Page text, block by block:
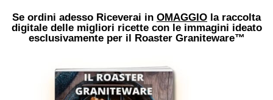
Se ordini adesso Riceverai in OMAGGIO la raccolta
digitale delle migliori ricette con le immagini ideato
esclusivamente per il Roaster Graniteware™